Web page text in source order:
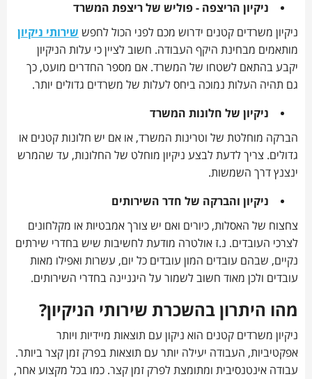
ניקיון הריצפה - פוליש של ריצפת המשרד
ניקיון משרדים קטנים ידרוש מכם לפני הכול לחפש שירותי ניקיון
מותאמים מבחינת היקף העבודה. חשוב לציין כי עלות הניקיון
יקבע בהתאם לשטחו של המשרד. אם מספר החדרים מועט, כך
גם תהיה העלות נמוכה ביחס לעלות של משרדים גדולים יותר.
ניקיון של חלונות המשרד
הברקה מוחלטת של וטרינות המשרד, או אם יש חלונות קטנים או
גדולים. צריך לדעת לבצע ניקיון מוחלט של החלונות, עד שהמרש
ינצנץ דרך השמשות.
ניקיון והברקה של חדר השירותים
צחצוח של האסלות, כיורים ואם יש צורך אמבטיות או מקלחונים
לצרכי העובדים. נ.ז אולטרה מודעת לחשיבות שיש בחדרי שירתים
נקיים, שבהם עובדים המון עובדים כל יום, עשרות ואפילו מאות
עובדים ולכן מאוד חשוב לשמור על היגניינה בחדרי השירותים.
מהו היתרון בהשכרת שירותי הניקיון?
ניקיון משרדים קטנים הוא ניקון עם תוצאות מיידיות ויותר
אפקטיביות, העבודה יעילה יותר עם תוצאות בפרק זמן קצר ביותר.
עבודה אינטנסיבית ומתומצת לפרק זמן קצר. כמו בכל מקצוע אחר,